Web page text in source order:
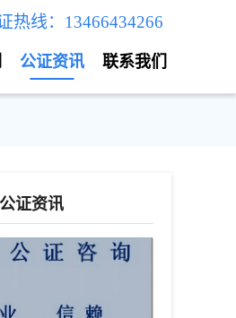
热线：13466434266
联系我们
公证资讯
证资讯